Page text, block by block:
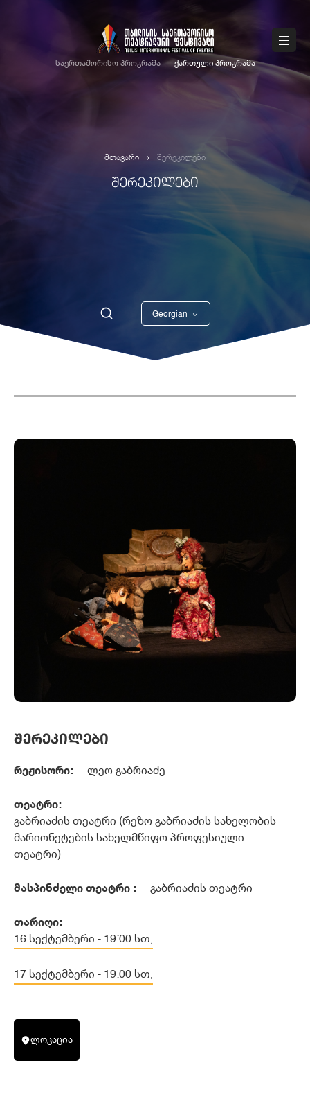
საერთაშორისო პროგრამა ქართული პროგრამა
მთავარი შერეკილები
ᲨᲔᲠᲔᲙᲘᲚᲔᲑᲘ
Georgian
ᲨᲔᲠᲔᲙᲘᲚᲔᲑᲘ
რეჟისორი: ლეო გაბრიაძე
თეატრი:
გაბრიაძის თეატრი (რეზო გაბრიაძის სახელობის
მარიონეტების სახელმწიფო პროფესიული
თეატრი)
მასპინძელი თეატრი : გაბრიაძის თეატრი
თარიღი:
16 სექტემბერი - 19:00 სთ,
17 სექტემბერი - 19:00 სთ,
ლოკაცია